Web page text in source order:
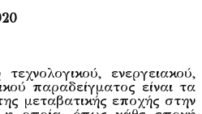
ενεργειακού,
παραδείγματος είναι τα
μεταβατικής εποχής στην